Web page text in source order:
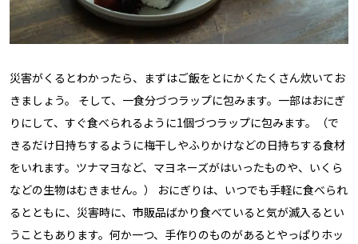
災害がくるとわかったら、まずはご飯をとにかくたくさん炊いてお
きましょう。 そして、一食分づつラップに包みます。一部はおにぎ
りにして、すぐ食べられるように1個づつラップに包みます。（で
きるだけ日持ちするように梅干しやふりかけなどの日持ちする食材
をいれます。ツナマヨなど、マヨネーズがはいったものや、いくら
などの生物はむきません。） おにぎりは、いつでも手軽に食べられ
るとともに、災害時に、市販品ばかり食べていると気が滅入るとい
うこともあります。何か一つ、手作りのものがあるとやっぱりホッ